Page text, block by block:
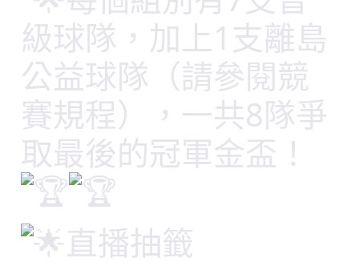
級球隊，加上1支離島
公益球隊（請參閱競
賽規程），一共8隊爭
取最後的冠軍金盃！
直播抽籤